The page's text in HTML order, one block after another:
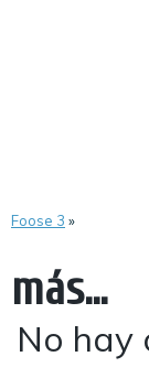
Foose 3 »
más...
No hay